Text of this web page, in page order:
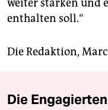
weiter stärken und
enthalten soll.“
Die Redaktion,
Die